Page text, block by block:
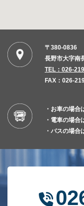
〒380-0836
長野市大字南
TEL：026-
FAX：026-
・お車の場
・電車の場
・バスの場合